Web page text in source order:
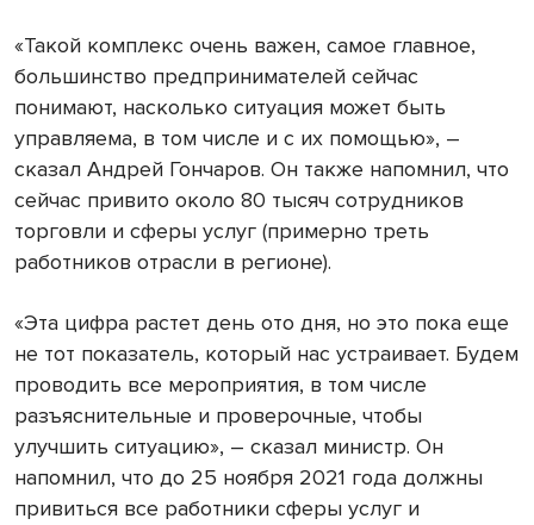
«Такой комплекс очень важен, самое главное,
большинство предпринимателей сейчас
понимают, насколько ситуация может быть
управляема, в том числе и с их помощью», –
сказал Андрей Гончаров. Он также напомнил, что
сейчас привито около 80 тысяч сотрудников
торговли и сферы услуг (примерно треть
работников отрасли в регионе).
«Эта цифра растет день ото дня, но это пока еще
не тот показатель, который нас устраивает. Будем
проводить все мероприятия, в том числе
разъяснительные и проверочные, чтобы
улучшить ситуацию», – сказал министр. Он
напомнил, что до 25 ноября 2021 года должны
привиться все работники сферы услуг и